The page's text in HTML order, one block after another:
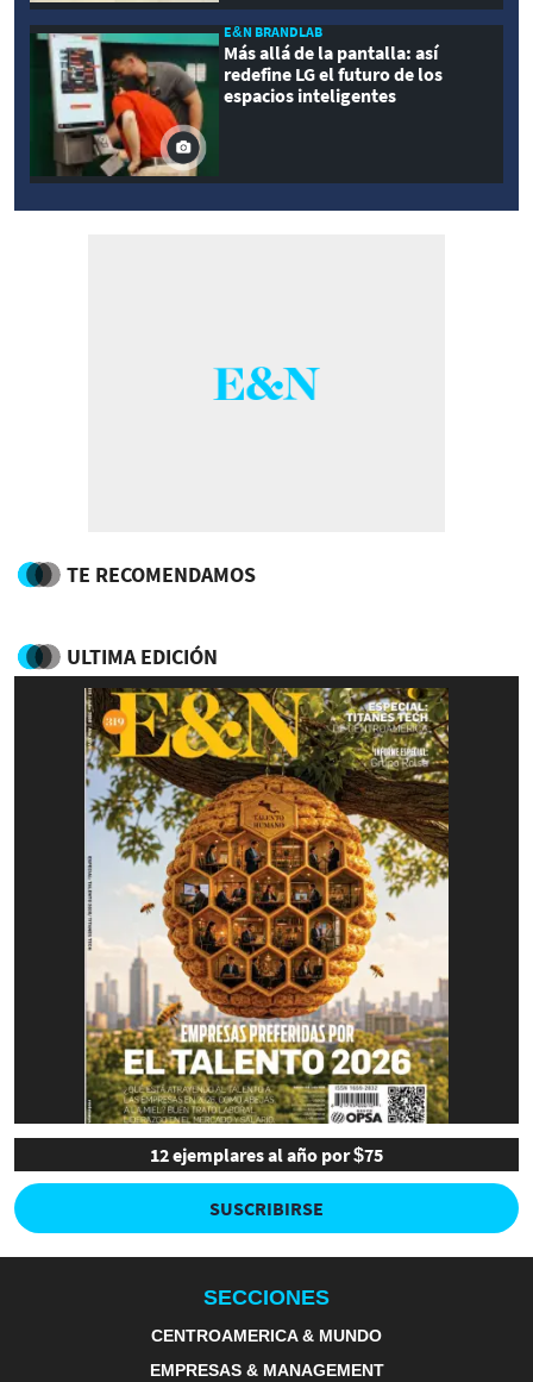
E&N BRANDLAB
Más allá de la pantalla: así
redefine LG el futuro de los
espacios inteligentes
TE RECOMENDAMOS
ULTIMA EDICIÓN
12 ejemplares al año por $75
SUSCRIBIRSE
SECCIONES
CENTROAMERICA & MUNDO
EMPRESAS & MANAGEMENT